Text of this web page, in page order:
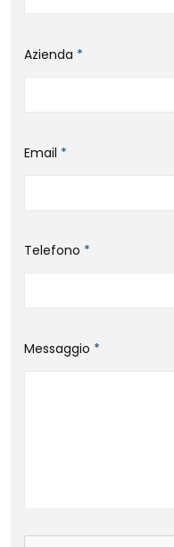
Azienda *
Email *
Telefono *
Messaggio *